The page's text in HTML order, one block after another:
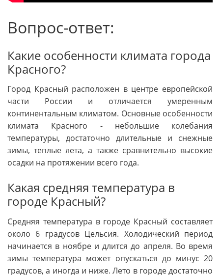
Вопрос-ответ:
Какие особенности климата города
Красного?
Город Красный расположен в центре европейской
части России и отличается умеренным
континентальным климатом. Основные особенности
климата Красного - небольшие колебания
температуры, достаточно длительные и снежные
зимы, теплые лета, а также сравнительно высокие
осадки на протяжении всего года.
Какая средняя температура в
городе Красный?
Средняя температура в городе Красный составляет
около 6 градусов Цельсия. Холодический период
начинается в ноябре и длится до апреля. Во время
зимы температура может опускаться до минус 20
градусов, а иногда и ниже. Лето в городе достаточно